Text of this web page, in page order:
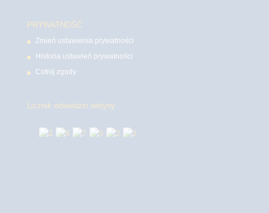
PRYWATNOŚĆ
Zmień ustawienia prywatności
Historia ustawień prywatności
Cofnij zgody
Licznik odwiedzin witryny